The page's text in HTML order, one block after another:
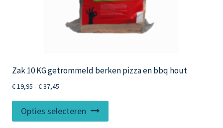
Zak 10 KG getrommeld berken pizza en bbq hout
€19,95 - €37,45
tot
€ 37,45
Opties selecteren
product